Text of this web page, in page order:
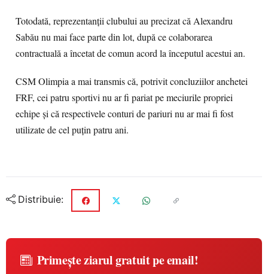
Totodată, reprezentanții clubului au precizat că Alexandru
Sabău nu mai face parte din lot, după ce colaborarea
contractuală a încetat de comun acord la începutul acestui an.
CSM Olimpia a mai transmis că, potrivit concluziilor anchetei
FRF, cei patru sportivi nu ar fi pariat pe meciurile propriei
echipe și că respectivele conturi de pariuri nu ar mai fi fost
utilizate de cel puțin patru ani.
Distribuie:
Primește ziarul gratuit pe email!